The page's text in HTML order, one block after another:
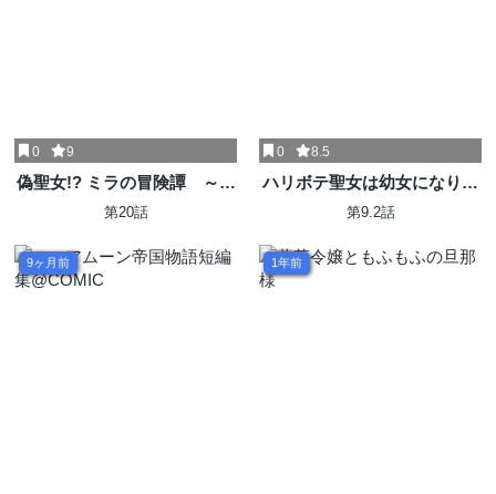
0 9
偽聖女!? ミラの冒険譚 ～追
放されましたが、実は最強な
ます！～
第20話
0 8.5
ハリボテ聖女は幼女になり、
愛の重い神様と追放ライフを
第9.2話
9ヶ月前 1年前